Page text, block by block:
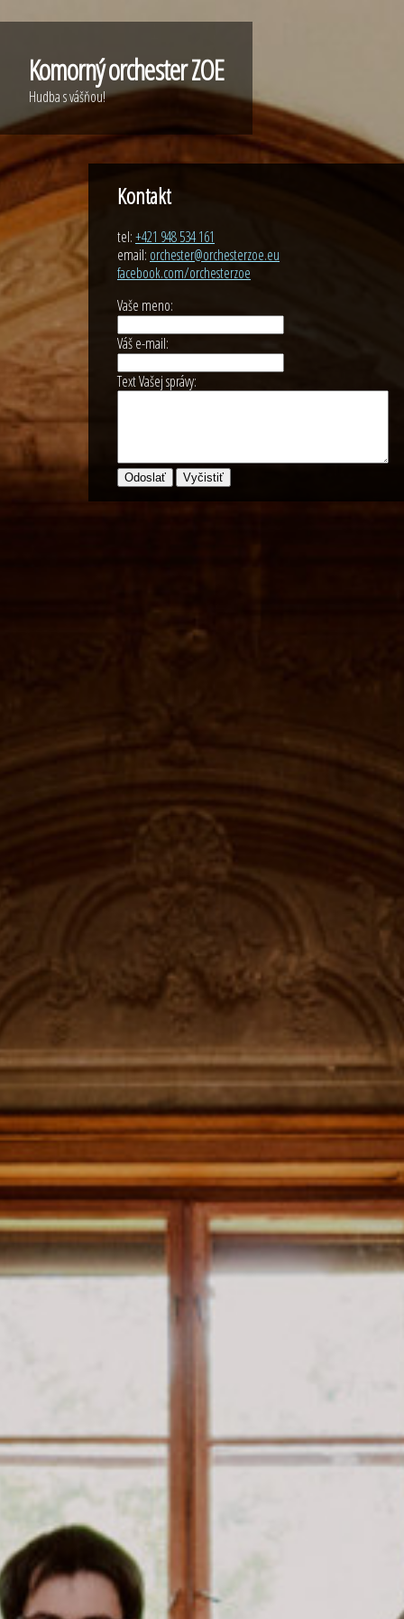
Komorný orchester ZOE
Hudba s vášňou!
Kontakt
tel:+421 948 534 161
email: orchester@orchesterzoe.eu
facebook.com/orchesterzoe
Vaše meno:
Váš e-mail:
Text Vašej správy: